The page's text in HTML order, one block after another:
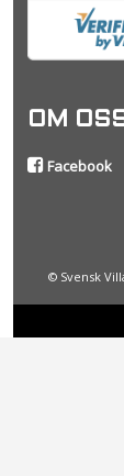
OM
Facebook
© Svensk